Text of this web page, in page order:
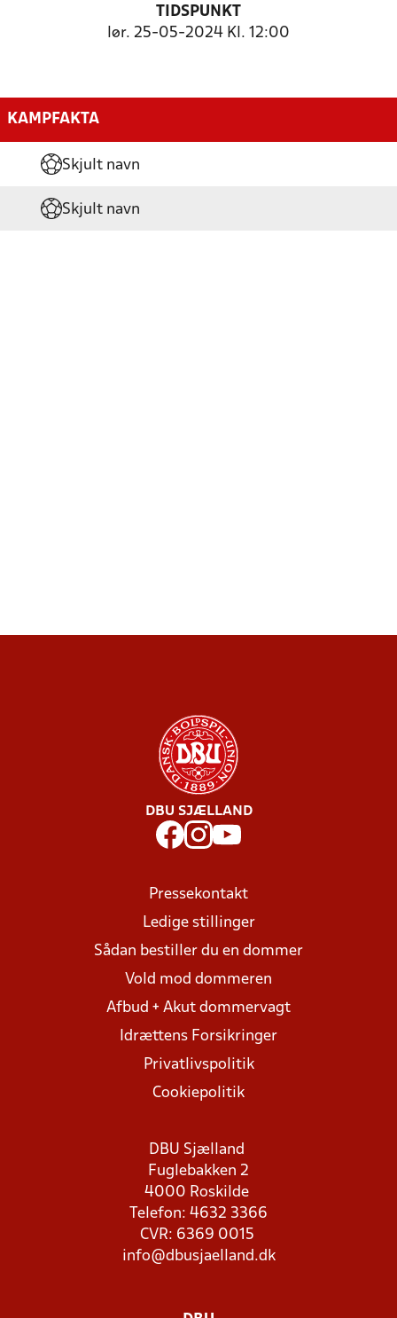
TIDSPUNKT
lør. 25-05-2024 Kl. 12:00
KAMPFAKTA
Skjult navn
Skjult navn
DBU SJÆLLAND
Pressekontakt
Ledige stillinger
Sådan bestiller du en dommer
Vold mod dommeren
Afbud + Akut dommervagt
Idrættens Forsikringer
Privatlivspolitik
Cookiepolitik
DBU Sjælland
Fuglebakken 2
4000 Roskilde
Telefon: 4632 3366
CVR: 6369 0015
info@dbusjaelland.dk